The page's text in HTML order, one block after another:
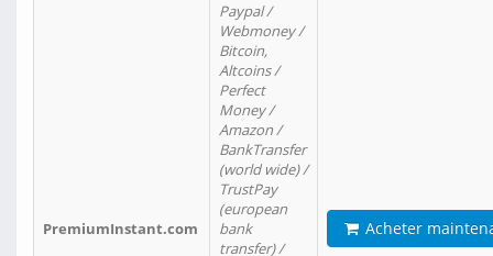
PremiumInstant.com
Paypal /
Webmoney /
Bitcoin,
Altcoins /
Perfect
Money /
Amazon /
BankTransfer
(world wide) /
TrustPay
(european
bank
transfer) /
Acheter